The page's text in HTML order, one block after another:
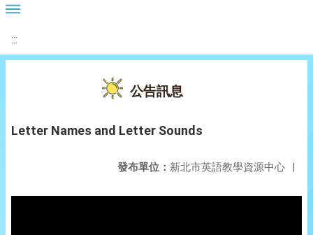
:::
公告訊息
Letter Names and Letter Sounds
發布單位： 新北市英語教學資源中心 |